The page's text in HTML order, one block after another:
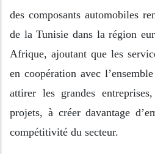
des composants automobiles
de la Tunisie dans la région
Afrique, ajoutant que les
en coopération avec
attirer les grandes
projets, à créer davantage
compétitivité du secteur.